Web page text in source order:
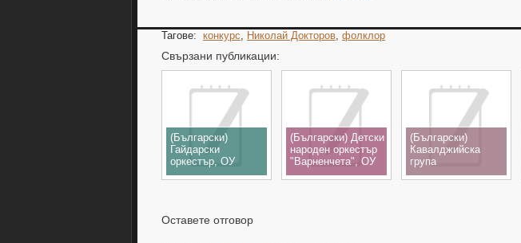
Тагове: конкурс, Николай Докторов, фолклор
Свързани публикации:
(Български)
Гайдарски
оркестър, ОУ
"Антон
конкурс „Диньо
(Български) Детски
народен оркестър
"Варненчета", ОУ
"Антон
(Български)
Кавалджийска
група
"Варненчета", ОУ
Оставете отговор